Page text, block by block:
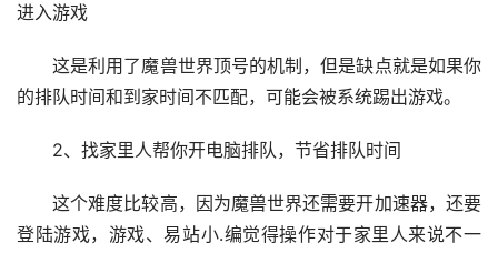
进入游戏
这是利用了魔兽世界顶号的机制，但是缺点就是如果你
的排队时间和到家时间不匹配，可能会被系统踢出游戏。
2、找家里人帮你开电脑排队，节省排队时间
这个难度比较高，因为魔兽世界还需要开加速器，还要
登陆游戏，游戏、易站小.编觉得操作对于家里人来说不一